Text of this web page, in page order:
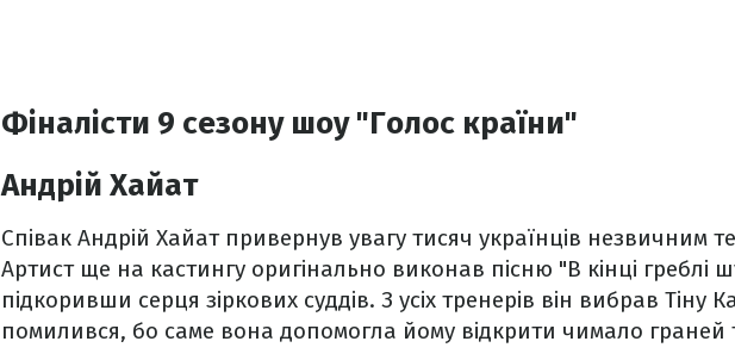
Фіналісти 9 сезону шоу "Голос країни"
Андрій Хайат
Співак Андрій Хайат привернув увагу тисяч українців незвичним
Артист ще на кастингу оригінально виконав пісню "В кінці греблі
підкоривши серця зіркових суддів. З усіх тренерів він вибрав Тіну
помилився, бо саме вона допомогла йому відкрити чимало граней